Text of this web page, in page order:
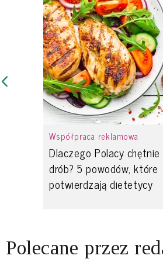
Współpraca reklamowa
Dlaczego Polacy
drób? 5 powodów, które
potwierdzają dietetycy
Polecane przez